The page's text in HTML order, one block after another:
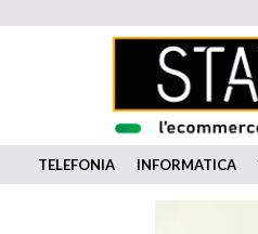
TELEFONIA INFORMATICA